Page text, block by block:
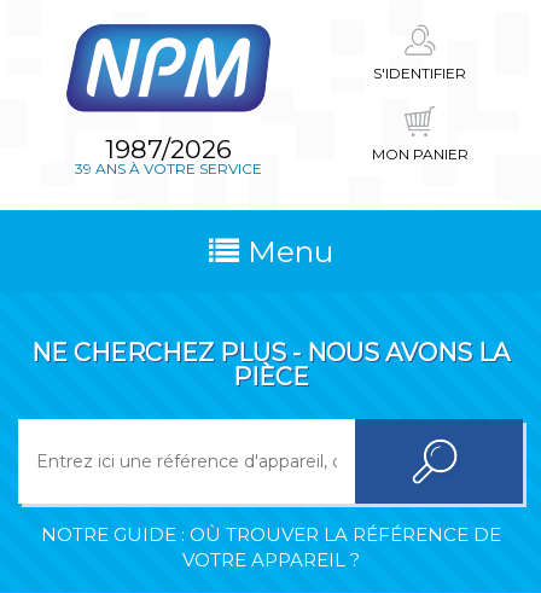
1987/2026
39 ANS À VOTRE SERVICE
S'IDENTIFIER
MON PANIER
Menu
NE CHERCHEZ PLUS - NOUS AVONS LA
PIÈCE
NOTRE GUIDE : OÙ TROUVER LA RÉFÉRENCE DE
VOTRE APPAREIL ?